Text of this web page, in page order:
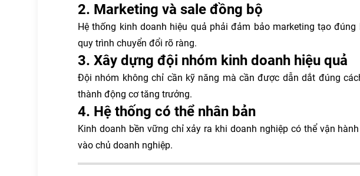
2. Marketing và sale đồng bộ
Hệ thống kinh doanh hiệu quả phải đảm bảo marketing tạo
quy trình chuyển đổi rõ ràng.
3. Xây dựng đội nhóm kinh doanh hiệu quả
Đội nhóm không chỉ cần kỹ năng mà cần được dẫn dắt đúng
thành động cơ tăng trưởng.
4. Hệ thống có thể nhân bản
Kinh doanh bền vững chỉ xảy ra khi doanh nghiệp có thể vận
vào chủ doanh nghiệp.